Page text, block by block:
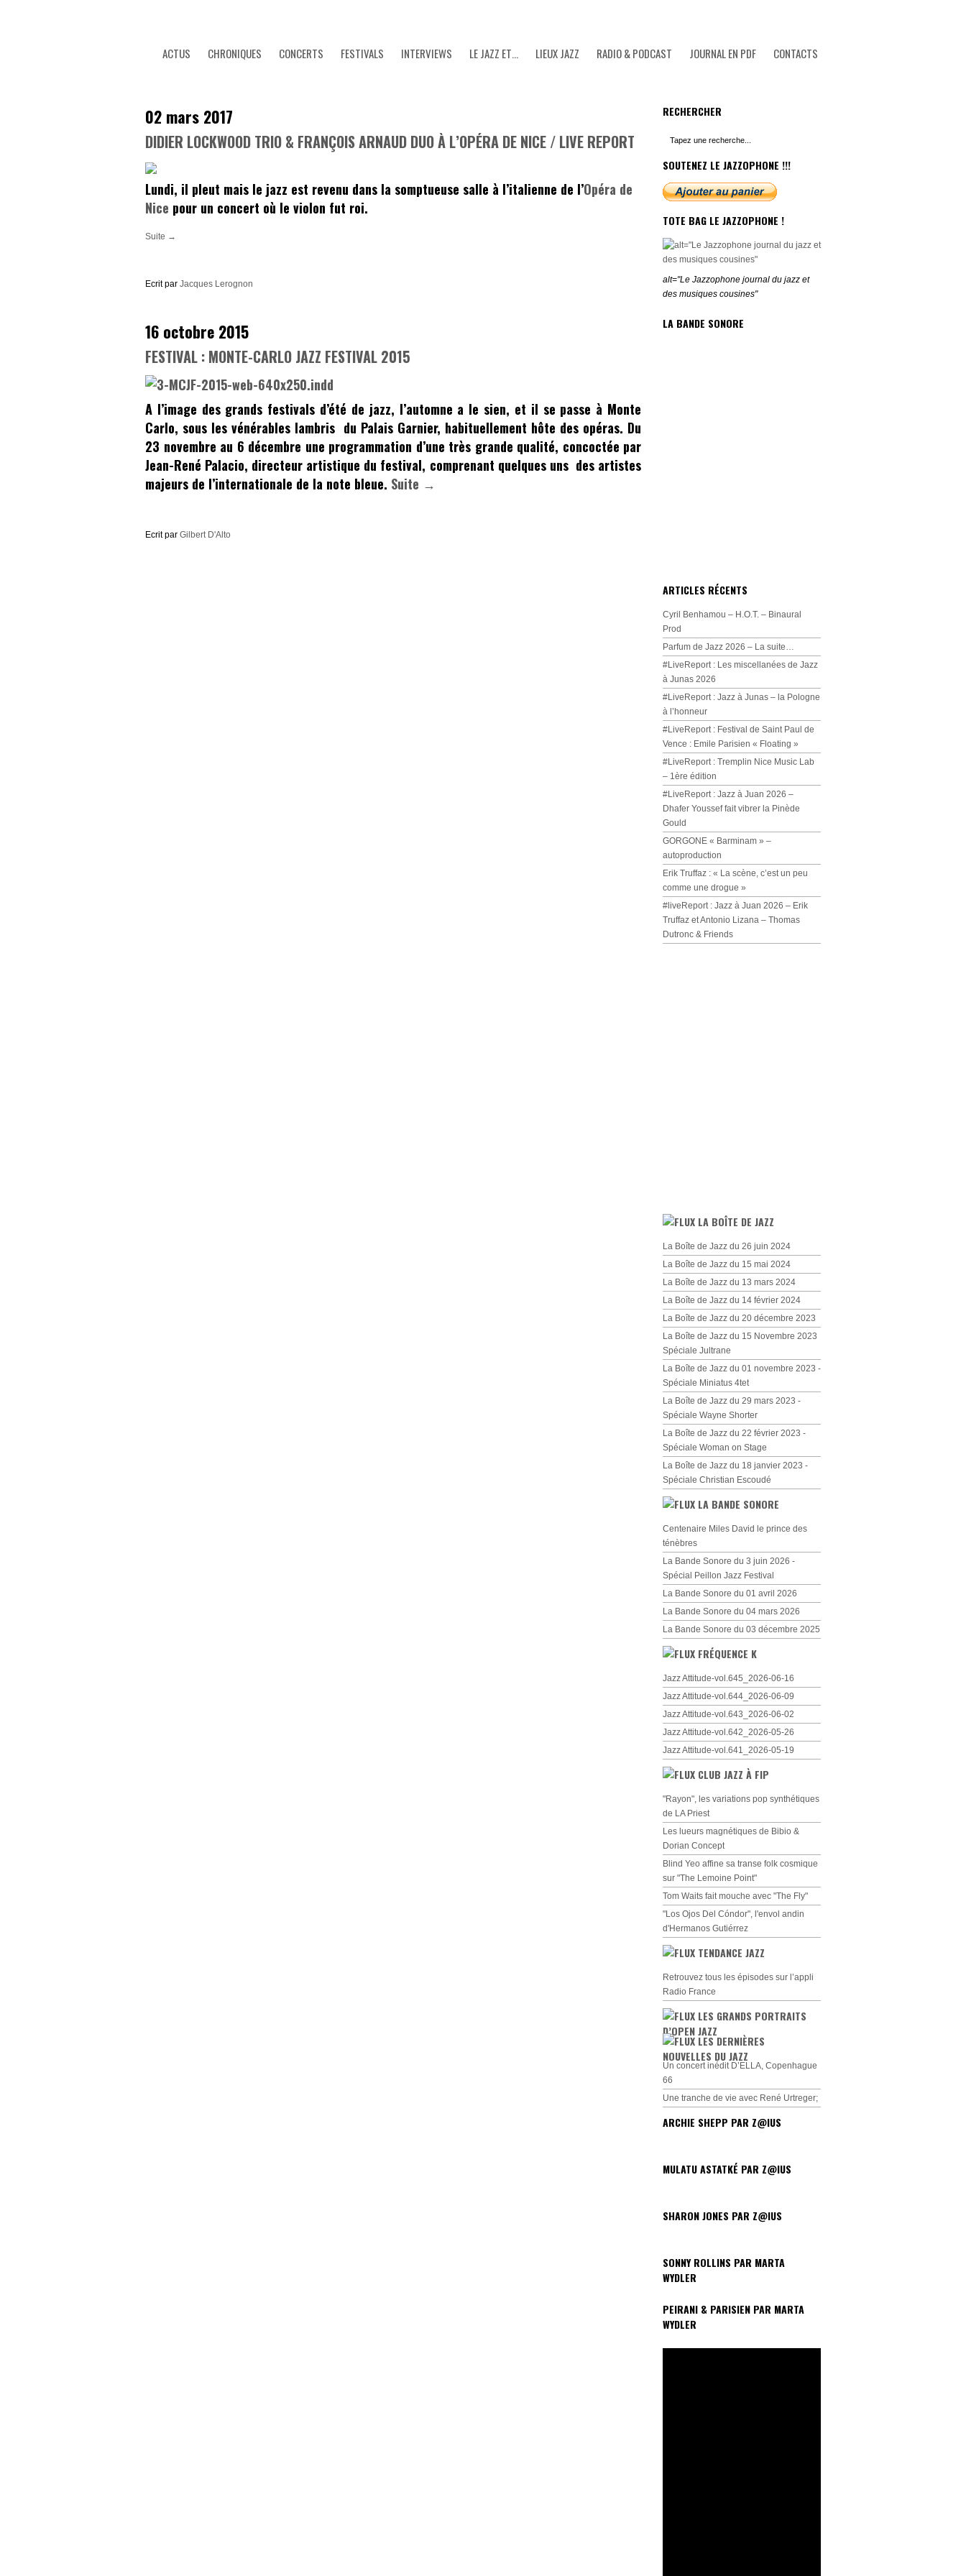
ACTUS CHRONIQUES CONCERTS FESTIVALS INTERVIEWS LE JAZZ ET… LIEUX JAZZ RADIO & PODCAST JOURNAL EN PDF CONTACTS
02 mars 2017
DIDIER LOCKWOOD TRIO & FRANÇOIS ARNAUD DUO À L’OPÉRA DE NICE / LIVE REPORT
Lundi, il pleut mais le jazz est revenu dans la somptueuse salle à l’italienne de l’Opéra de
Nice pour un concert où le violon fut roi.
Suite →
Ecrit par Jacques Lerognon
16 octobre 2015
FESTIVAL : MONTE-CARLO JAZZ FESTIVAL 2015
A l’image des grands festivals d’été de jazz, l’automne a le sien, et il se passe à Monte
Carlo, sous les vénérables lambris du Palais Garnier, habituellement hôte des opéras. Du
23 novembre au 6 décembre une programmation d’une très grande qualité, concoctée par
Jean-René Palacio, directeur artistique du festival, comprenant quelques uns des artistes
majeurs de l’internationale de la note bleue. Suite →
Ecrit par Gilbert D'Alto
RECHERCHER
SOUTENEZ LE JAZZOPHONE !!!
TOTE BAG LE JAZZOPHONE !
alt="Le Jazzophone journal du jazz et
des musiques cousines"
LA BANDE SONORE
ARTICLES RÉCENTS
Cyril Benhamou – H.O.T. – Binaural
Prod
Parfum de Jazz 2026 – La suite…
#LiveReport : Les miscellanées de Jazz
à Junas 2026
#LiveReport : Jazz à Junas – la Pologne
à l’honneur
#LiveReport : Festival de Saint Paul de
Vence : Emile Parisien « Floating »
#LiveReport : Tremplin Nice Music Lab
– 1ère édition
#LiveReport : Jazz à Juan 2026 –
Dhafer Youssef fait vibrer la Pinède
Gould
GORGONE « Barminam » –
autoproduction
Erik Truffaz : « La scène, c’est un peu
comme une drogue »
#liveReport : Jazz à Juan 2026 – Erik
Truffaz et Antonio Lizana – Thomas
Dutronc & Friends
LA BOÎTE DE JAZZ
La Boîte de Jazz du 26 juin 2024
La Boîte de Jazz du 15 mai 2024
La Boîte de Jazz du 13 mars 2024
La Boîte de Jazz du 14 février 2024
La Boîte de Jazz du 20 décembre 2023
La Boîte de Jazz du 15 Novembre 2023
Spéciale Jultrane
La Boîte de Jazz du 01 novembre 2023 -
Spéciale Miniatus 4tet
La Boîte de Jazz du 29 mars 2023 -
Spéciale Wayne Shorter
La Boîte de Jazz du 22 février 2023 -
Spéciale Woman on Stage
La Boîte de Jazz du 18 janvier 2023 -
Spéciale Christian Escoudé
LA BANDE SONORE
Centenaire Miles David le prince des
ténèbres
La Bande Sonore du 3 juin 2026 -
Spécial Peillon Jazz Festival
La Bande Sonore du 01 avril 2026
La Bande Sonore du 04 mars 2026
La Bande Sonore du 03 décembre 2025
FRÉQUENCE K
Jazz Attitude-vol.645_2026-06-16
Jazz Attitude-vol.644_2026-06-09
Jazz Attitude-vol.643_2026-06-02
Jazz Attitude-vol.642_2026-05-26
Jazz Attitude-vol.641_2026-05-19
CLUB JAZZ À FIP
"Rayon", les variations pop synthétiques
de LA Priest
Les lueurs magnétiques de Bibio &
Dorian Concept
Blind Yeo affine sa transe folk cosmique
sur "The Lemoine Point"
Tom Waits fait mouche avec "The Fly"
"Los Ojos Del Cóndor", l'envol andin
d'Hermanos Gutiérrez
TENDANCE JAZZ
Retrouvez tous les épisodes sur l’appli
Radio France
LES GRANDS PORTRAITS
D’OPEN JAZZ
LES DERNIÈRES
NOUVELLES DU JAZZ
Un concert inédit D’ELLA, Copenhague
66
Une tranche de vie avec René Urtreger;
ARCHIE SHEPP PAR Z@IUS
MULATU ASTATKÉ PAR Z@IUS
SHARON JONES PAR Z@IUS
SONNY ROLLINS PAR MARTA
WYDLER
PEIRANI & PARISIEN PAR MARTA
WYDLER